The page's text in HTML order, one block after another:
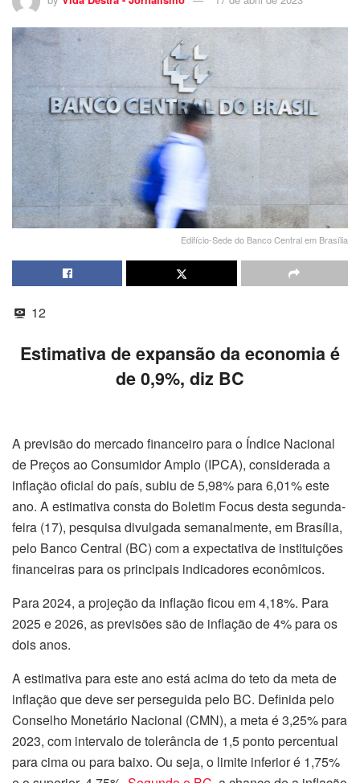
Edifício-Sede do Banco Central em Brasília
12
Estimativa de expansão da economia é
de 0,9%, diz BC
A previsão do mercado financeiro para o Índice Nacional
de Preços ao Consumidor Amplo (IPCA), considerada a
inflação oficial do país, subiu de 5,98% para 6,01% este
ano. A estimativa consta do Boletim Focus desta segunda-
feira (17), pesquisa divulgada semanalmente, em Brasília,
pelo Banco Central (BC) com a expectativa de instituições
financeiras para os principais indicadores econômicos.
Para 2024, a projeção da inflação ficou em 4,18%. Para
2025 e 2026, as previsões são de inflação de 4% para os
dois anos.
A estimativa para este ano está acima do teto da meta de
inflação que deve ser perseguida pelo BC. Definida pelo
Conselho Monetário Nacional (CMN), a meta é 3,25% para
2023, com intervalo de tolerância de 1,5 ponto percentual
para cima ou para baixo. Ou seja, o limite inferior é 1,75%